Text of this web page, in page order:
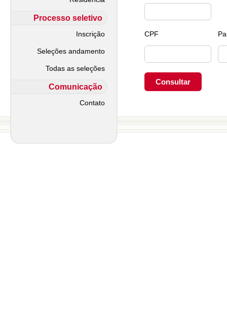
Processo seletivo
Inscrição
Seleções andamento
Todas as seleções
Comunicação
Contato
CPF